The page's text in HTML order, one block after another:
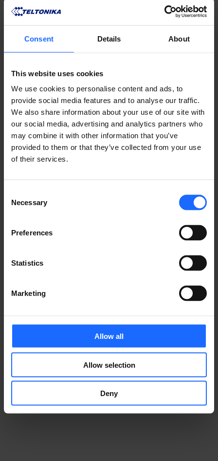
Consent Details About
This website uses cookies
We use cookies to personalise content and ads, to
provide social media features and to analyse our traffic.
We also share information about your use of our site with
our social media, advertising and analytics partners who
may combine it with other information that you’ve
provided to them or that they’ve collected from your use
of their services.
Selection
Necessary
Preferences
Statistics
Marketing
Allow all
Allow selection
Deny
リモート
マネジメント
​システム
​事例
IoTソリューションをどのように支えているかをご覧く
事例集